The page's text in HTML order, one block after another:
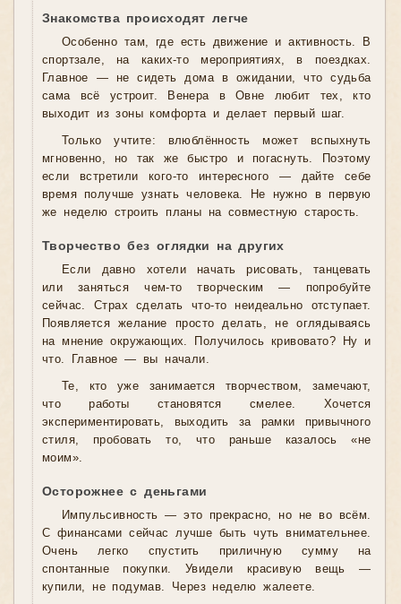
Знакомства происходят легче
Особенно там, где есть движение и активность. В
спортзале, на каких-то мероприятиях, в поездках.
Главное — не сидеть дома в ожидании, что судьба
сама всё устроит. Венера в Овне любит тех, кто
выходит из зоны комфорта и делает первый шаг.
Только учтите: влюблённость может вспыхнуть
мгновенно, но так же быстро и погаснуть. Поэтому
если встретили кого-то интересного — дайте себе
время получше узнать человека. Не нужно в первую
же неделю строить планы на совместную старость.
Творчество без оглядки на других
Если давно хотели начать рисовать, танцевать
или заняться чем-то творческим — попробуйте
сейчас. Страх сделать что-то неидеально отступает.
Появляется желание просто делать, не оглядываясь
на мнение окружающих. Получилось кривовато? Ну и
что. Главное — вы начали.
Те, кто уже занимается творчеством, замечают,
что работы становятся смелее. Хочется
экспериментировать, выходить за рамки привычного
стиля, пробовать то, что раньше казалось «не
моим».
Осторожнее с деньгами
Импульсивность — это прекрасно, но не во всём.
С финансами сейчас лучше быть чуть внимательнее.
Очень легко спустить приличную сумму на
спонтанные покупки. Увидели красивую вещь —
купили, не подумав. Через неделю жалеете.